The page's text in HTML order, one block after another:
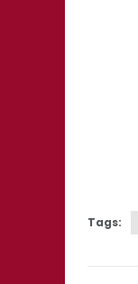
Tags: